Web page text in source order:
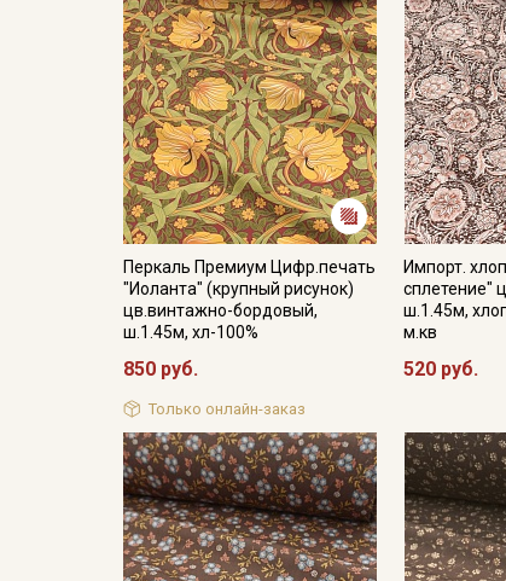
Перкаль Премиум Цифр.печать
"Иоланта" (крупный рисунок)
цв.винтажно-бордовый,
ш.1.45м, хл-100%
850 руб.
Только онлайн-заказ
Импорт.
сплетение"
ш.1.45м,
м.кв
520 руб.